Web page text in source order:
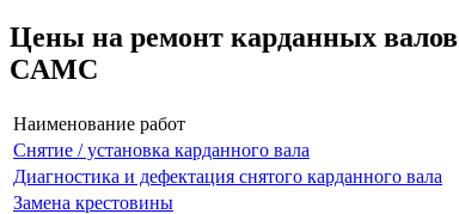
Цены на ремонт карданных валов
CAMC
Наименование работ
Снятие / установка карданного вала
Диагностика и дефектация снятого карданного вала
Замена крестовины